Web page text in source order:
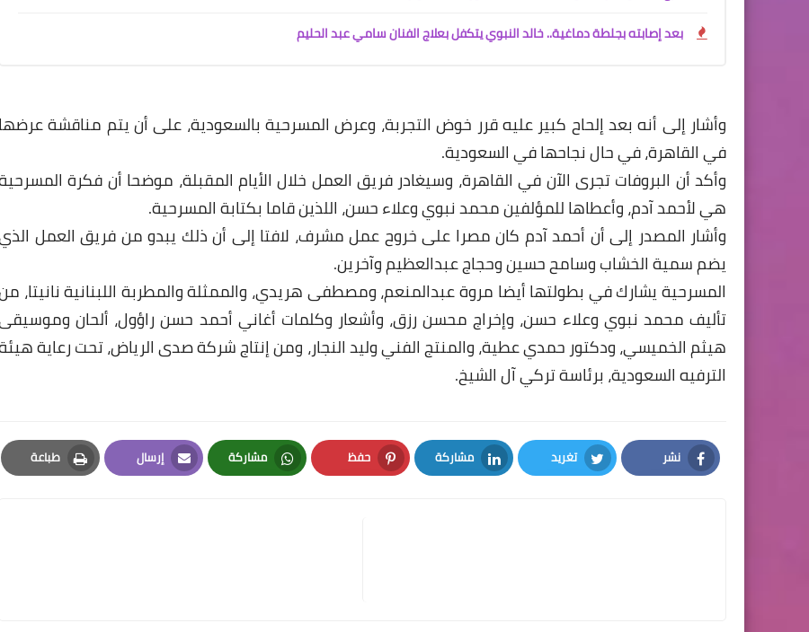
بعد إصابته بجلطة دماغية.. خالد النبوي يتكفل بعلاج الفنان سامي عبد الحليم
وأشار إلى أنه بعد إلحاح كبير عليه قرر خوض التجربة، وعرض المسرحية بالسعودية، على أن يتم مناقشة عرضها
في القاهرة، في حال نجاحها في السعودية.
وأكد أن البروفات تجرى الآن في القاهرة، وسيغادر فريق العمل خلال الأيام المقبلة، موضحا أن فكرة
هي لأحمد آدم، وأعطاها للمؤلفين محمد نبوي وعلاء حسن، اللذين قاما بكتابة المسرحية.
وأشار المصدر إلى أن أحمد آدم كان مصرا على خروح عمل مشرف، لافتا إلى أن ذلك يبدو من فريق العمل
يضم سمية الخشاب وسامح حسين وحجاج عبدالعظيم وآخرين.
المسرحية يشارك في بطولتها أيضا مروة عبدالمنعم، ومصطفى هريدي، والممثلة والمطربة اللبنانية نانيتا،
تأليف محمد نبوي وعلاء حسن، وإخراج محسن رزق، وأشعار وكلمات أغاني أحمد حسن راؤول، ألحان
هيثم الخميسي، ودكتور حمدي عطية، والمنتج الفني وليد النجار، ومن إنتاج شركة صدى الرياض، تحت رعاية
الترفيه السعودية، برئاسة تركي آل الشيخ.
نشر
Facebook
تغريد
Twitter
مشاركة
LinkedIn
حفظ
Pinterest
مشاركة
Whatsapp
إرسال
Email
طباعة
Print